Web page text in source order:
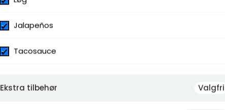
Jalapeños
Tacosauce
Ekstra tilbehør Valgfri